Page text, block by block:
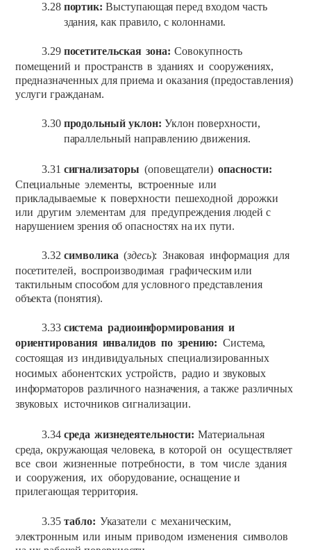
3.28 портик: Выступающая перед входомчасть
здания, как правило, с колоннами.
3.29 посетительская зона: Совокупность
помещений и пространств в зданиях и сооружениях,
предназначенных для приемаиоказания (предоставления)
услуги гражданам.
3.30 продольный уклон: Уклон поверхности,
параллельный направлению движения.
3.31 сигнализаторы (оповещатели) опасности:
Специальные элементы, встроенные или
прикладываемые к поверхности пешеходной дорожки
или другим элементам для предупреждения людей с
нарушением зрения об опасностях на их пути.
3.32 символика (здесь): Знаковая информация для
посетителей, воспроизводимая графическимили
тактильным способом для условного представления
объекта (понятия).
3.33 система радиоинформирования и
ориентирования инвалидов по зрению: Система,
состоящая из индивидуальных специализированных
носимых абонентских устройств, радио и звуковых
информаторов различного назначения, а также различных
звуковых источников сигнализации.
3.34 среда жизнедеятельности: Материальная
среда, окружающая человека, в которой он осуществляет
все свои жизненные потребности, в том числе здания
и сооружения, их оборудование, оснащение и
прилегающая территория.
3.35 табло: Указатели с механическим,
электронным или иным приводом изменения символов